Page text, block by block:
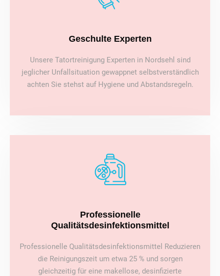
Geschulte Experten
Unsere Tatortreinigung Experten in Nordsehl sind
jeglicher Unfallsituation gewappnet selbstverständlich
achten Sie stehst auf Hygiene und Abstandsregeln.
Professionelle
Qualitätsdesinfektionsmittel
Professionelle Qualitätsdesinfektionsmittel Reduzieren
die Reinigungszeit um etwa 25 % und sorgen
gleichzeitig für eine makellose, desinfizierte